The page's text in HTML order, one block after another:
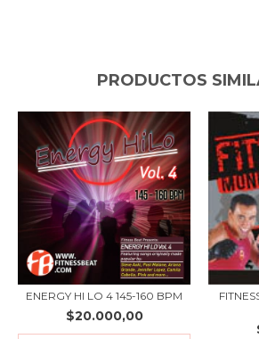
PRODUCTOS
ENERGY HI LO 4 145-160 BPM
$20.000,00